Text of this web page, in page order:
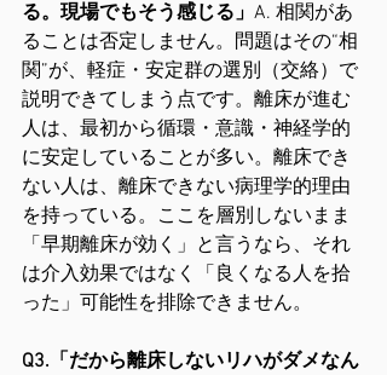
る。現場でもそう感じる」 A. 相関があ
ることは否定しません。問題はその“相
関”が、軽症・安定群の選別（交絡）で
説明できてしまう点です。離床が進む
人は、最初から循環・意識・神経学的
に安定していることが多い。離床でき
ない人は、離床できない病理学的理由
を持っている。ここを層別しないまま
「早期離床が効く」と言うなら、それ
は介入効果ではなく「良くなる人を拾
った」可能性を排除できません。
Q3.「だから離床しないリハがダメなん